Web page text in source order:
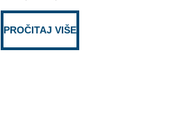
PROČITAJ VIŠE